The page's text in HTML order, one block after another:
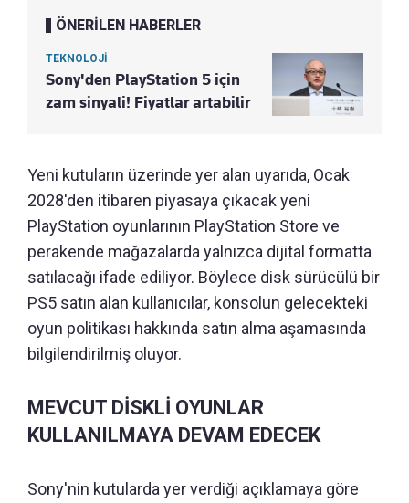
ÖNERİLEN HABERLER
TEKNOLOJİ
Sony'den PlayStation 5 için
zam sinyali! Fiyatlar artabilir
Yeni kutuların üzerinde yer alan uyarıda, Ocak
2028'den itibaren piyasaya çıkacak yeni
PlayStation oyunlarının PlayStation Store ve
perakende mağazalarda yalnızca dijital formatta
satılacağı ifade ediliyor. Böylece disk sürücülü bir
PS5 satın alan kullanıcılar, konsolun gelecekteki
oyun politikası hakkında satın alma aşamasında
bilgilendirilmiş oluyor.
MEVCUT DİSKLİ OYUNLAR
KULLANILMAYA DEVAM EDECEK
Sony'nin kutularda yer verdiği açıklamaya göre